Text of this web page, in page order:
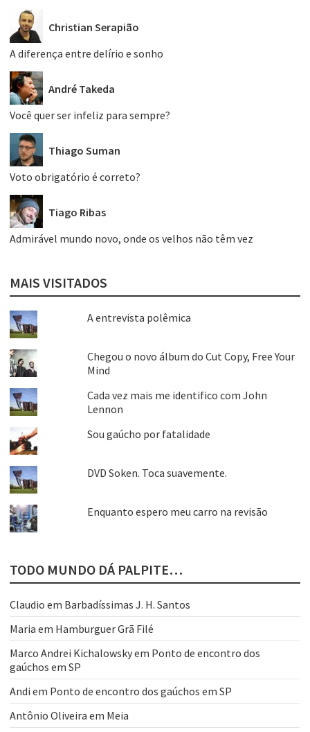
Christian Serapião
A diferença entre delírio e sonho
André Takeda
Você quer ser infeliz para sempre?
Thiago Suman
Voto obrigatório é correto?
Tiago Ribas
Admirável mundo novo, onde os velhos não têm vez
MAIS VISITADOS
A entrevista polêmica
Chegou o novo álbum do Cut Copy, Free Your
Mind
Cada vez mais me identifico com John
Lennon
Sou gaúcho por fatalidade
DVD Soken. Toca suavemente.
Enquanto espero meu carro na revisão
TODO MUNDO DÁ PALPITE…
Claudio em Barbadíssimas J. H. Santos
Maria em Hamburguer Grã Filé
Marco Andrei Kichalowskyem Ponto de encontro dos
gaúchos em SP
Andi em Ponto de encontro dos gaúchos em SP
Antônio Oliveira em Meia